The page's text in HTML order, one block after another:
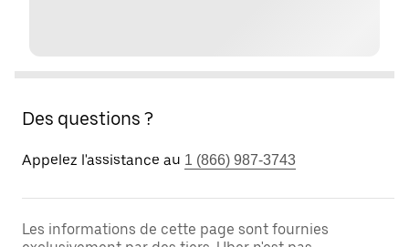
Des questions ?
Appelez l'assistance au 1 (866) 987-3743
Les informations de cette page sont fournies